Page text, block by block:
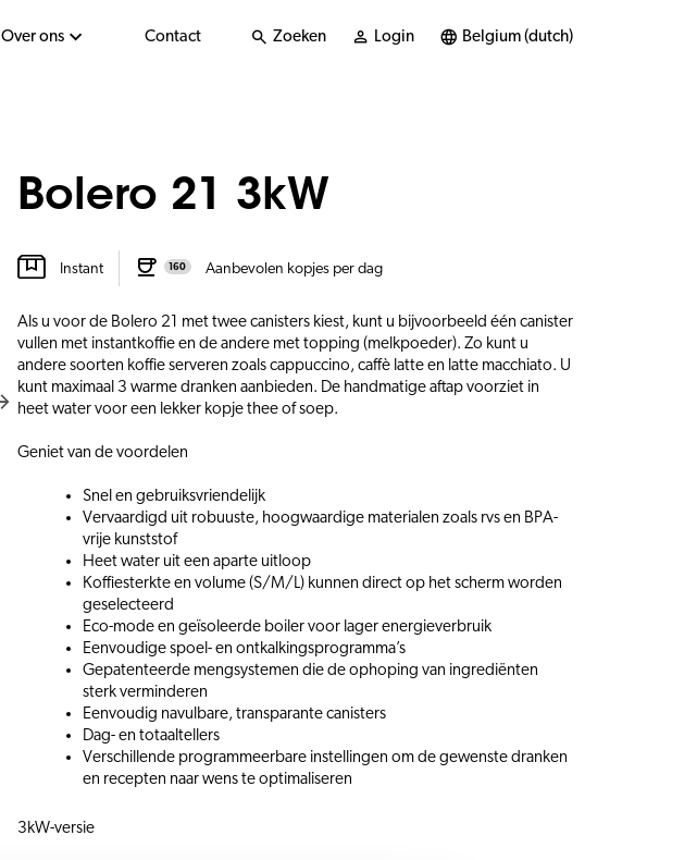
Over ons Contact Zoeken Login Belgium (dutch)
Bolero 21 3kW
Instant 160 Aanbevolen kopjes per dag
Als u voor de Bolero 21 met twee canisters kiest, kunt u bijvoorbeeld één canister
vullen met instantkoffie en de andere met topping (melkpoeder). Zo kunt u
andere soorten koffie serveren zoals cappuccino, caffè latte en latte macchiato. U
kunt maximaal 3 warme dranken aanbieden. De handmatige aftap voorziet in
heet water voor een lekker kopje thee of soep.
Geniet van de voordelen
Snel en gebruiksvriendelijk
Vervaardigd uit robuuste, hoogwaardige materialen zoals rvs en BPA-
vrije kunststof
Heet water uit een aparte uitloop
Koffiesterkte en volume (S/M/L) kunnen direct op het scherm worden
geselecteerd
Eco-mode en geïsoleerde boiler voor lager energieverbruik
Eenvoudige spoel- en ontkalkingsprogramma’s
Gepatenteerde mengsystemen die de ophoping van ingrediënten
sterk verminderen
Eenvoudig navulbare, transparante canisters
Dag- en totaaltellers
Verschillende programmeerbare instellingen om de gewenste dranken
en recepten naar wens te optimaliseren
3kW-versie